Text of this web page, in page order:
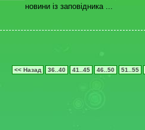
новини із заповідника ...
<< Назад 36..40 41..45 46..50 51..55